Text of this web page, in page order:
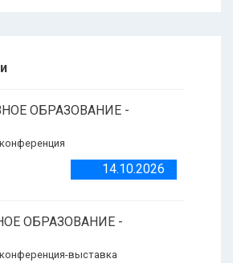
ОБРАЗОВАНИЕ -
14.10.2026
ОБРАЗОВАНИЕ -
выставка